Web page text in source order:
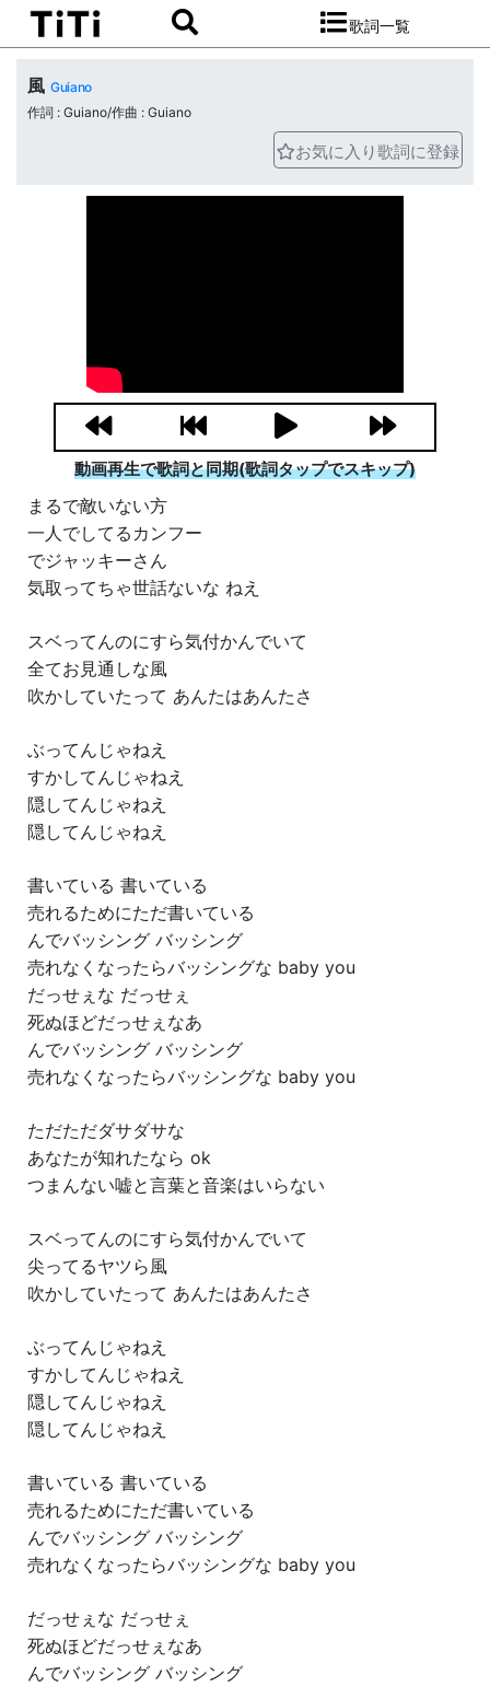
歌詞一覧
風 Guiano
作詞 : Guiano/作曲 : Guiano
お気に入り歌詞に登録
動画再生で歌詞と同期(歌詞タップでスキップ)
まるで敵いない方
一人でしてるカンフー
でジャッキーさん
気取ってちゃ世話ないな ねえ
スベってんのにすら気付かんでいて
全てお見通しな風
吹かしていたって あんたはあんたさ
ぶってんじゃねえ
すかしてんじゃねえ
隠してんじゃねえ
隠してんじゃねえ
書いている 書いている
売れるためにただ書いている
んでバッシング バッシング
売れなくなったらバッシングな baby you
だっせぇな だっせぇ
死ぬほどだっせぇなあ
んでバッシング バッシング
売れなくなったらバッシングな baby you
ただただダサダサな
あなたが知れたなら ok
つまんない嘘と言葉と音楽はいらない
スベってんのにすら気付かんでいて
尖ってるヤツら風
吹かしていたって あんたはあんたさ
ぶってんじゃねえ
すかしてんじゃねえ
隠してんじゃねえ
隠してんじゃねえ
書いている 書いている
売れるためにただ書いている
んでバッシング バッシング
売れなくなったらバッシングな baby you
だっせぇな だっせぇ
死ぬほどだっせぇなあ
んでバッシング バッシング